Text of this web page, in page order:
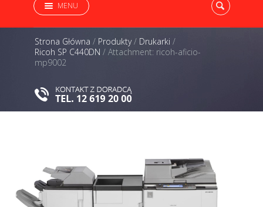
MENU
Strona Główna / Produkty/ Drukarki /
Ricoh SP C440DN / Attachment: ricoh-aficio-
mp9002